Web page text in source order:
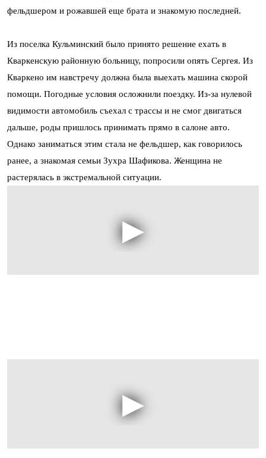
фельдшером и рожавшей еще брата и знакомую последней.
Из поселка Кульминский было принято решение ехать в
Кваркенскую районную больницу, попросили опять Сергея. Из
Кваркено им навстречу должна была выехать машина скорой
помощи. Погодные условия осложнили поездку. Из-за нулевой
видимости автомобиль съехал с трассы и не смог двигаться
дальше, роды пришлось принимать прямо в салоне авто.
Однако заниматься этим стала не фельдшер, как говорилось
ранее, а знакомая семьи Зухра Шафикова. Женщина не
растерялась в экстремальной ситуации.